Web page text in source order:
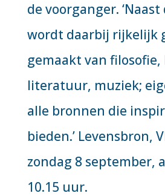
de voorganger. ‘Naast
wordt daarbij rijkelijk
gemaakt van
literatuur, muziek;
alle bronnen die
bieden.’ Levensbron,
zondag 8 september,
10.15 uur.